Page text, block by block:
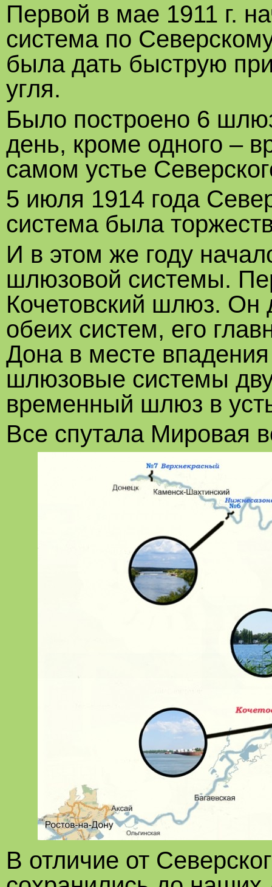
Первой в мае 1911 г.
система по
была дать быструю
угля.
Было построено 6
день, кроме одного –
самом устье
5 июля 1914 года
система была
И в этом же году
шлюзовой системы.
Кочетовский шлюз.
обеих систем, его
Дона в месте
шлюзовые системы
временный шлюз в
Все спутала Мировая
В отличие от